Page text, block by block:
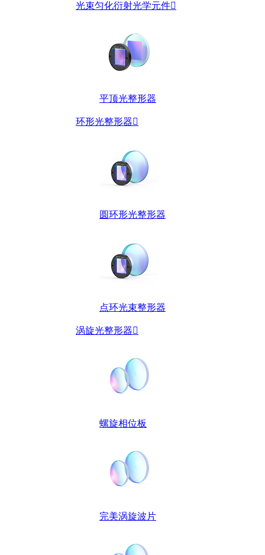
光束匀化衍射光学元件
平顶光整形器
环形光整形器
圆环形光整形器
点环光束整形器
涡旋光整形器
螺旋相位板
完美涡旋波片